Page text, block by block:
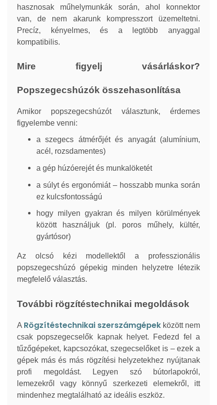
hasznosak műhelymunkák során, ahol konnektor
van, de nem akarunk kompresszort üzemeltetni.
Precíz, kényelmes, és a legtöbb anyaggal
kompatibilis.
Mire figyelj vásárláskor?
Popszegecshúzók összehasonlítása
Amikor popszegecshúzót választunk, érdemes
figyelembe venni:
a szegecs átmérőjét és anyagát (alumínium,
acél, rozsdamentes)
a gép húzóerejét és munkalöketét
a súlyt és ergonómiát – hosszabb munka során
ez kulcsfontosságú
hogy milyen gyakran és milyen körülmények
között használjuk (pl. poros műhely, kültér,
gyártósor)
Az olcsó kézi modellektől a professzionális
popszegecshúzó gépekig minden helyzetre létezik
megfelelő választás.
További rögzítéstechnikai megoldások
A Rögzítéstechnikai szerszámgépek között nem
csak popszegecselők kapnak helyet. Fedezd fel a
tűzőgépeket, kapcsozókat, szegecselőket is – ezek a
gépek más és más rögzítési helyzetekhez nyújtanak
profi megoldást. Legyen szó bútorlapokról,
lemezekről vagy könnyű szerkezeti elemekről, itt
mindenhez megtalálható az ideális eszköz.